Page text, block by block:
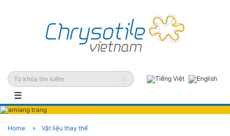
☰
Home Vật liệu thay thế